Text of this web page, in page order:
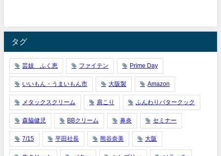
タグ
芸妓 ふく恵 ファイテン Prime Day
いいもん・うまいもん市 大阪製 Amazon
メタックスクリーム 肩こり ふんわりバタークック
森脇健児 BBクリーム 鼻炎 セミナー
7/15 平田社長 熊谷奈美 大阪